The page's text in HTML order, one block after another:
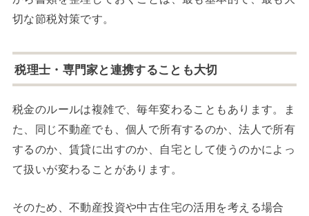
切な節税対策です。
税理士・専門家と連携することも大切
税金のルールは複雑で、毎年変わることもあります。ま
た、同じ不動産でも、個人で所有するのか、法人で所有
するのか、賃貸に出すのか、自宅として使うのかによっ
て扱いが変わることがあります。
そのため、不動産投資や中古住宅の活用を考える場合